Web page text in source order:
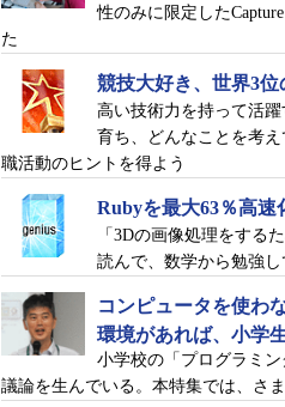
性のみに限定した
た
競技大好き、世界3位
高い技術力を持って活
育ち、どんなことを考
職活動のヒントを得よう
Rubyを最大63％高速
「3Dの画像処理をする
読んで、数学から勉強し
コンピュータを使わ
環境があれば、小学
小学校の「プログラミ
議論を生んでいる。本特集では、さ